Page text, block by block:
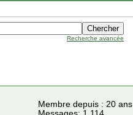
Recherche avancée
Membre depuis : 20 ans